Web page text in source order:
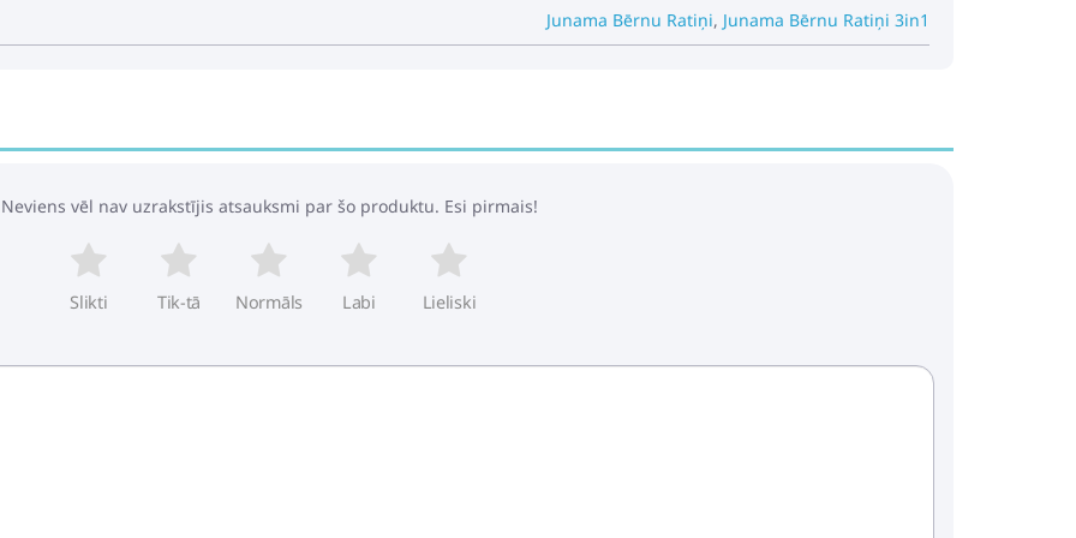
Junama Bērnu Ratiņi, Junama Bērnu Ratiņi 3in1
Neviens vēl nav uzrakstījis atsauksmi par šo produktu. Esi pirmais!
Slikti Tik-tā Normāls Labi Lieliski